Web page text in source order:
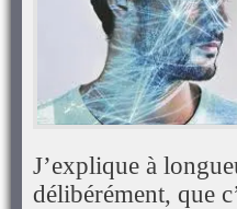
J’explique à
délibérément, que